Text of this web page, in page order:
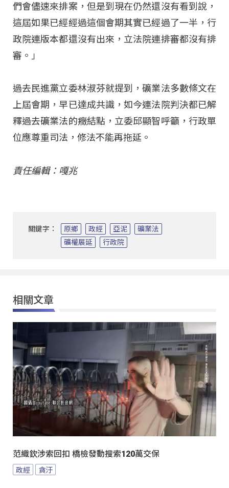
們會儘速來排案，但是到現在仍然還沒有看到說，
這屆如果已經經過這個會期其實已經過了一半，行
政院連版本都還沒有出來，立法院連排審都沒有排
審。」
過去民進黨立委林淑芬就提到，礦業法多數條文在
上屆會期，早已達成共識，如今連法院判決都已解
釋過去礦業法的癥結點，立委邱顯智呼籲，行政單
位應尊重司法，修法不能再拖延。
責任編輯：嘎兆
關鍵字： 原鄉 政經 亞泥
礦業法
礦權展延
行政院
相關文章
范織欽涉索回扣 橋檢發動搜索120萬交保
政經 貪汙